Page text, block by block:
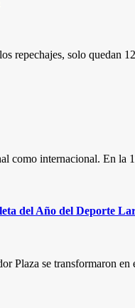
repechajes, solo quedan
como internacional. En
del Año del Deporte
Plaza se transformaron